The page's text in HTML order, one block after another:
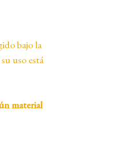
bajo la
uso está
material